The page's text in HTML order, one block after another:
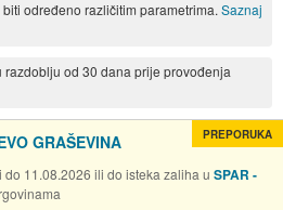
određeno različitim parametrima. Saznaj
od 30 dana prije provođenja
GRAŠEVINA
do 11.08.2026 ili do isteka zaliha u SPAR -
PREPORUKA